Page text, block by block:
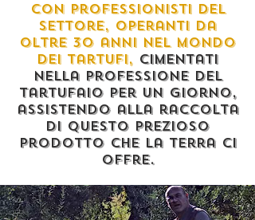
Con professionisti del
settore, operanti da
oltre 30 anni nel mondo
dei tartufi, Cimentati
nella professione del
tartufaio per un giorno,
assistendo alla raccolta
di questo prezioso
prodotto che la terra ci
offre.